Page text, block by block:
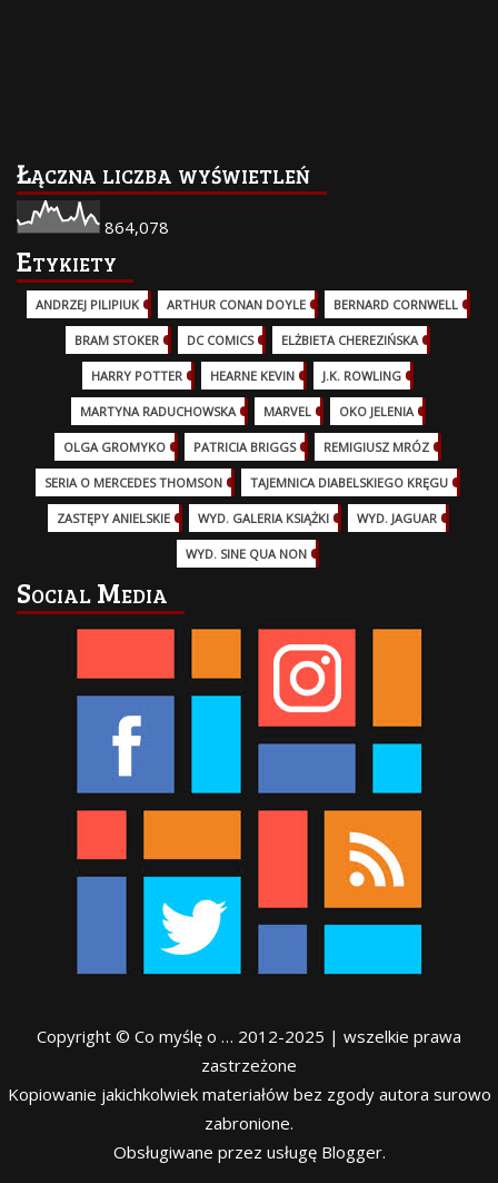
Łączna liczba wyświetleń
864,078
Etykiety
ANDRZEJ PILIPIUK (29)ARTHUR CONAN DOYLE BERNARD CORNWELL
BRAM STOKER DC COMICS (17)ELŻBIETA CHEREZIŃSKA
HARRY POTTER (13)HEARNE KEVIN J.K. ROWLING
MARTYNA RADUCHOWSKA MARVEL (32)OKO JELENIA
OLGA GROMYKO PATRICIA BRIGGS (12)REMIGIUSZ MRÓZ
SERIA O MERCEDES THOMSON (11)TAJEMNICA DIABELSKIEGO KRĘGU
ZASTĘPY ANIELSKIE WYD. GALERIA KSIĄŻKI WYD. JAGUAR
WYD. SINE QUA NON
Social Media
Copyright © Co myślę o … 2012-2025 | wszelkie prawa
zastrzeżone
Kopiowanie jakichkolwiek materiałów bez zgody autora surowo
zabronione.
Obsługiwane przez usługę Blogger.